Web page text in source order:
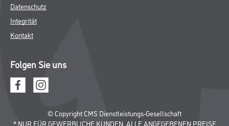
Datenschutz
Integrität
Kontakt
Folgen Sie uns
© Copyright CMS Dienstleistungs-Gesellschaft
* NUR FÜR GEWERBLICHE KUNDEN. ALLE ANGEGEBENEN PREISE